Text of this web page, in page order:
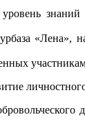
«Лена»,